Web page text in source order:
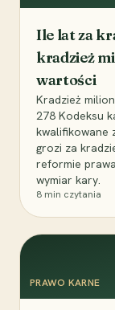
Ile lat za
kradzież
wartości
Kradzież
278 Kodeksu
kwalifikowane
grozi za
reformie
wymiar kary.
8 min czytania
PRAWO KARNE